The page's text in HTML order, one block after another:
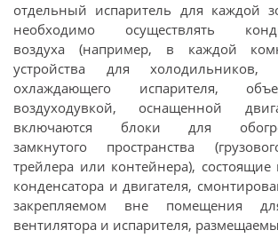
отдельный испаритель для каждой
необходимо осуществлять
воздуха (например, в каждой
устройства для холодильников,
охлаждающего испарителя,
воздуходувкой, оснащенной
включаются блоки для
замкнутого пространства
трейлера или контейнера), состоящие
конденсатора и двигателя,
закрепляемом вне помещения
вентилятора и испарителя,